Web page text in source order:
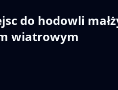
do hodowli
wiatrowym